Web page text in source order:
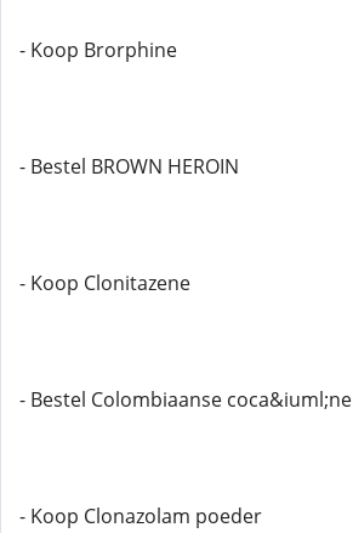
- Koop Brorphine
- Bestel BROWN HEROIN
- Koop Clonitazene
- Bestel Colombiaanse coca&iuml;ne
- Koop Clonazolam poeder